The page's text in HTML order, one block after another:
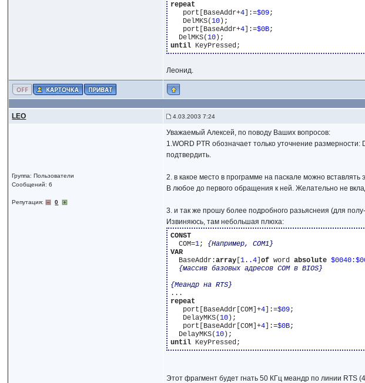
repeat
   port[BaseAddr+
4 ]:=$09;
   DelMKS(
10 );
   port[BaseAddr+
4 ]:=$0B;
  DelMKS(
10
until
Леонид.
LEO 4.03.2003 7:24
Группа: Пользователи
Сообщений: 6
Репутация: 0
Уважаемый Алексей, по поводу Ваших вопросов:
1.WORD PTR обозначает только уточнение
подтвердить.
2. в какое место в программе на паскале можно вставлять
В любое до первого обращения к ней. Желательно не
3. и так же прошу более подробного разьяснеия (для
Извиняюсь, там небольшая плюха:
CONST
  COM=
1; {Например, COM1}
VAR
  BaseAddr:
array [1 . .4 ]of word absolute $0040 :
{массив базовых адресов COM в BIOS}
{Меандр на RTS}
repeat
   port[BaseAddr[COM]+
4 ]:=$09;
   DelayMKS(
10 );
   port[BaseAddr[COM]+
4 ]:=$0B;
  DelayMKS(
10
until
Этот фрагмент будет гнать 50 КГц меандр по линии RTS